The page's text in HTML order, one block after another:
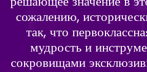
сожалению,
так, что
мудрость и
сокровищами